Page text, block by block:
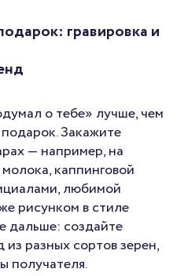
гравировка и
о тебе» лучше, чем
Закажите
— например, на
каппинговой
любимой
рисунком в стиле
дальше: создайте
разных сортов зерен,
получателя.